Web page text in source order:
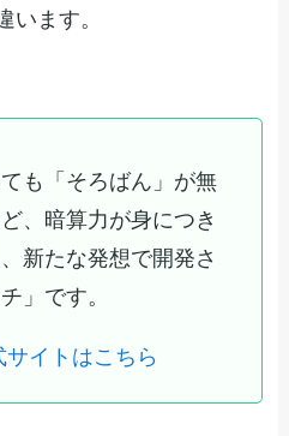
います。
も「そろばん」が無
、暗算力が身につき
新たな発想で開発さ
」です。
イトはこちら